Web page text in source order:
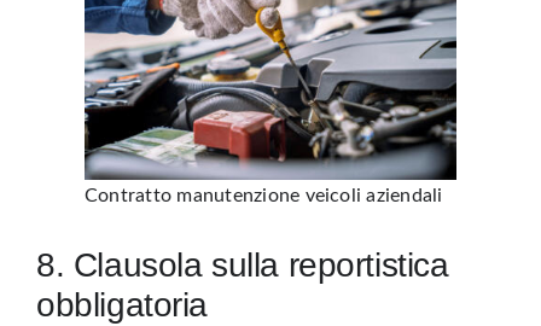
Contratto manutenzione veicoli aziendali
8. Clausola sulla reportistica
obbligatoria